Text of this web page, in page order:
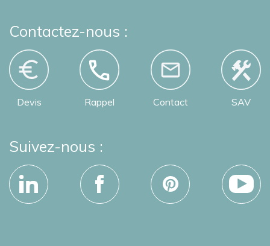
Contactez-nous :
Devis Rappel Contact SAV
Suivez-nous :